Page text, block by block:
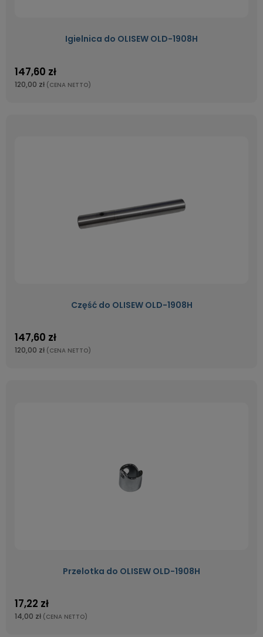
Igielnica do OLISEW OLD-1908H
147,60 zł
120,00 zł (CENA NETTO)
Część do OLISEW OLD-1908H
147,60 zł
120,00 zł (CENA NETTO)
Przelotka do OLISEW OLD-1908H
17,22 zł
14,00 zł (CENA NETTO)